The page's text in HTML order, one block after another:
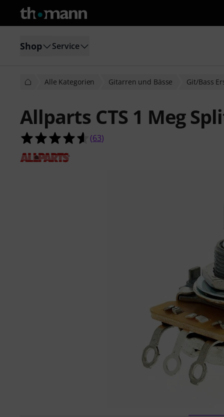
Shop Service
Alle Kategorien Gitarren und Bässe Git/Bass
Allparts CTS 1 Meg
4.6 von 5 Sternen aus 63
(63)